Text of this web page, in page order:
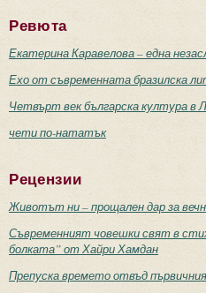
Ревюта
Екатерина Каравелова – една
Ехо от съвременната бразилска
Четвърт век българска култура в
чети по-нататък
Рецензии
Животът ни – прощален дар за
Съвременният човешки свят в
болката” от Хайри Хамдан
Препуска времето отвъд